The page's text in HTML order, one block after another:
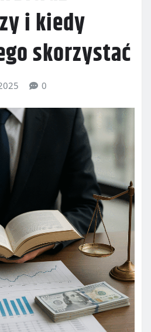
i kiedy
skorzystać
0